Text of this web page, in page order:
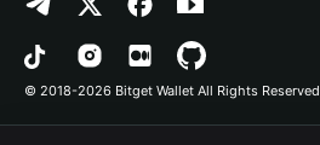
ทรัพยากรข้อมูลของแบรนด์
อาชีพ
Prediction Markets
DApp
การตรวจจับสัญญา
การโอนเป็นชุด
Avalanche
Bitcoin
นโยบายความเป็นส่วนตัว
ข้อตกลงในการใช้บริการ
© 2018-2026 Bitget Wallet All Rights Reserved